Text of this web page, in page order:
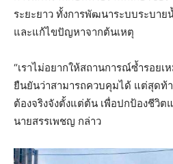
ระยะยาว ทั้งการพัฒนาระบบระบาย
และแก้ไขปัญหาจากต้นเหตุ
“เราไม่อยากให้สถานการณ์ซ้ำรอยเ
ยืนยันว่าสามารถควบคุมได้ แต่สุดท้
ต้องจริงจังตั้งแต่ต้น เพื่อปกป้องชีวิต
นายสรรเพชญ กล่าว